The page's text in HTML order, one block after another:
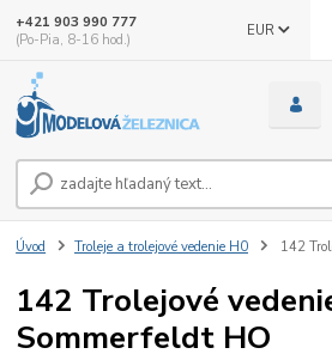
EUR
+421 903 990 777
(Po-Pia, 8-16 hod.)
Úvod Troleje a trolejové vedenie H0 142
142 Trolejové
Sommerfeldt HO